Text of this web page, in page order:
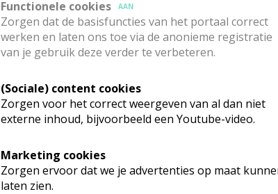
10.30 Eucharistie
Voor meer inlichtingen
Woord- en
Voor meer inlichtingen
Voor meer inlichtingen
Functionele cookies
AAN
Zorgen dat de basisfuncties van het portaal correct
werken en laten ons toe via de anonieme registratie
van je gebruik deze verder te verbeteren.
(Sociale) content cookies
Zorgen voor het correct weergeven van al dan niet
externe inhoud, bijvoorbeeld een Youtube-video.
Marketing cookies
Zorgen ervoor dat we je advertenties op maat
laten zien.